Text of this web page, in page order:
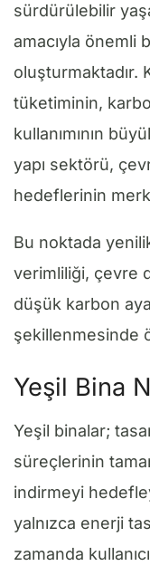
sürdürülebilir
amacıyla önemli
oluşturmaktadır.
tüketiminin,
kullanımının
yapı sektörü,
hedeflerinin
Bu noktada
verimliliği, çevre
düşük karbon
şekillenmesinde
Yeşil Bina
Yeşil binalar;
süreçlerinin
indirmeyi
yalnızca enerji
zamanda